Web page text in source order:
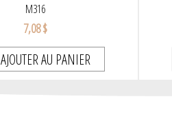
M316
7,08 $
AJOUTER AU PANIER